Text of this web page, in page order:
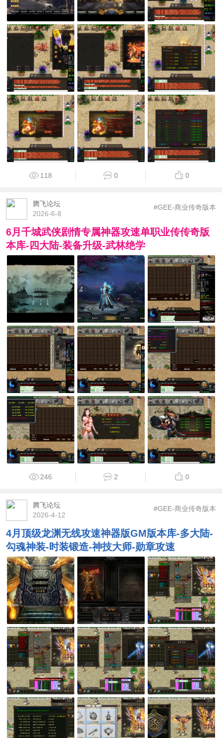
118 0 0
腾飞论坛
2026-6-8
#GEE-商业传奇版本
6月千城武侠剧情专属神器攻速单职业传传奇版
本库-四大陆-装备升级-武林绝学
246 2 0
腾飞论坛
2026-4-12
#GEE-商业传奇版本
4月顶级龙渊无线攻速神器版GM版本库-多大陆-
勾魂神装-时装锻造-神技大师-勋章攻速